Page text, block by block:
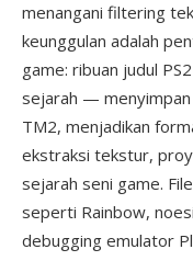
menangani filtering
keunggulan adalah
game: ribuan judul
sejarah —
TM2, menjadikan
ekstraksi tekstur,
sejarah seni game.
seperti Rainbow,
debugging emulator